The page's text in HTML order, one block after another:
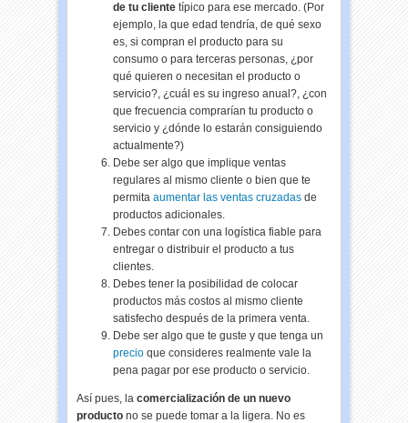
de tu cliente típico para ese mercado. (Por
ejemplo, la que edad tendría, de qué sexo
es, si compran el producto para su
consumo o para terceras personas, ¿por
qué quieren o necesitan el producto o
servicio?, ¿cuál es su ingreso anual?, ¿con
que frecuencia comprarían tu producto o
servicio y ¿dónde lo estarán consiguiendo
actualmente?)
Debe ser algo que implique ventas
regulares al mismo cliente o bien que te
permitaaumentar las ventas cruzadas de
productos adicionales.
Debes contar con una logística fiable para
entregar o distribuir el producto a tus
clientes.
Debes tener la posibilidad de colocar
productos más costos al mismo cliente
satisfecho después de la primera venta.
Debe ser algo que te guste y que tenga un
precio que consideres realmente vale la
pena pagar por ese producto o servicio.
Así pues, lacomercialización de un nuevo
producto no se puede tomar a la ligera. No es